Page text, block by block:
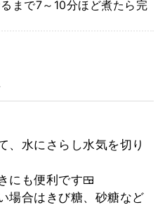
まで7～10分ほど煮たら完
、水にさらし水気を切り
にも便利です🍱
場合はきび糖、砂糖など